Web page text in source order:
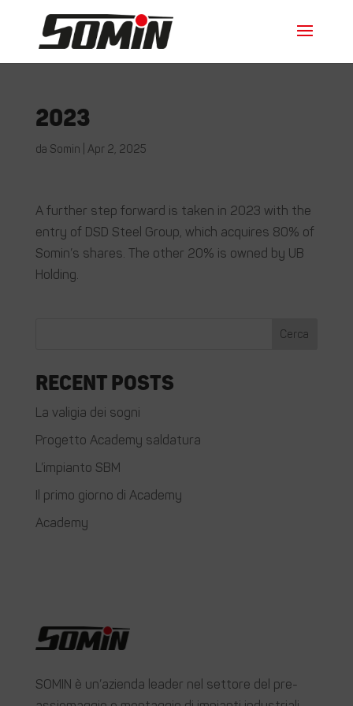
2023
da Somin Apr 2, 2025
A further step forward is taken in 2023 with the
entry of DSD Steel Group, which acquires 80% of
Somin’s shares. The other 20% is owned by UB
Holding.
Cerca
Recent Posts
La valigia dei sogni
Progetto Academy saldatura
L’impianto SBM
Il primo giorno di Academy
Academy
SOMIN è un’azienda leader nel settore del pre-